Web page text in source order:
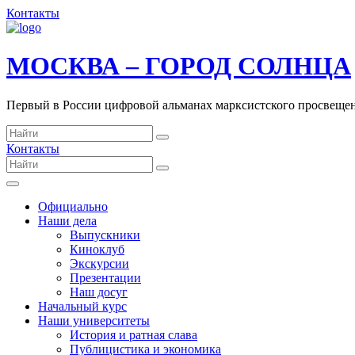
Контакты
МОСКВА – ГОРОД СОЛНЦА
Первый в России цифровой альманах марксистского
Контакты
Официально
Наши дела
Выпускники
Киноклуб
Экскурсии
Презентации
Наш досуг
Начальный курс
Наши университеты
История и ратная слава
Публицистика и экономика